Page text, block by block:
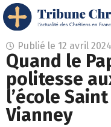
Publié le 12 avril 2024
Quand le
politesse
l’école
Vianney